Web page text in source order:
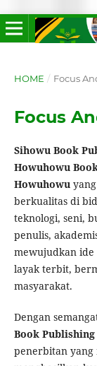
HOME / Focus
Focus
Sihowu Book
Howuhowu
Howuhowu
berkualitas di
teknologi, seni,
penulis,
mewujudkan ide
layak terbit,
masyarakat.
Dengan
Book Publishing
penerbitan yang